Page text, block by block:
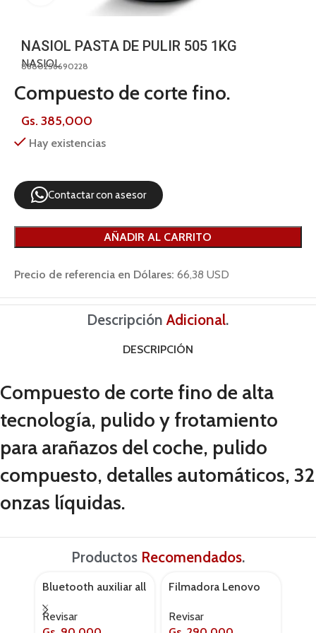
NASIOL PASTA DE PULIR 505 1KG
NASIOL
8680256690228
Compuesto de corte fino.
Gs. 385,000
Hay existencias
Contactar con asesor
AÑADIR AL CARRITO
Precio de referencia en Dólares: 66,38 USD
DescripciónAdicional.
DESCRIPCIÓN
Compuesto de corte fino de alta
tecnología, pulido y frotamiento
para arañazos del coche, pulido
compuesto, detalles automáticos, 32
onzas líquidas.
Productos Recomendados.
AGOTADO
Bluetooth auxiliar all
in one
Revisar
Filmadora Lenovo
Revisar